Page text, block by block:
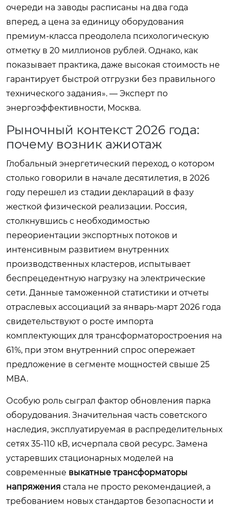
очереди на заводы расписаны на два года
вперед, а цена за единицу оборудования
премиум-класса преодолела психологическую
отметку в 20 миллионов рублей. Однако, как
показывает практика, даже высокая стоимость не
гарантирует быстрой отгрузки без правильного
технического задания». — Эксперт по
энергоэффективности, Москва.
Рыночный контекст 2026 года:
почему возник ажиотаж
Глобальный энергетический переход, о котором
столько говорили в начале десятилетия, в 2026
году перешел из стадии деклараций в фазу
жесткой физической реализации. Россия,
столкнувшись с необходимостью
переориентации экспортных потоков и
интенсивным развитием внутренних
производственных кластеров, испытывает
беспрецедентную нагрузку на электрические
сети. Данные таможенной статистики и отчеты
отраслевых ассоциаций за январь-март 2026 года
свидетельствуют о росте импорта
комплектующих для трансформаторостроения на
61%, при этом внутренний спрос опережает
предложение в сегменте мощностей свыше 25
МВА.
Особую роль сыграл фактор обновления парка
оборудования. Значительная часть советского
наследия, эксплуатируемая в распределительных
сетях 35-110 кВ, исчерпала свой ресурс. Замена
устаревших стационарных моделей на
современные выкатные трансформаторы
напряжения стала не просто рекомендацией, а
требованием новых стандартов безопасности и